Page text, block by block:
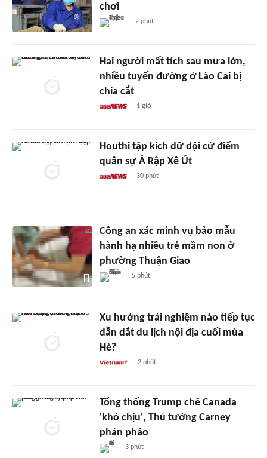
chơi
2 phút
Hai người mất tích sau mưa lớn,
nhiều tuyến đường ở Lào Cai bị
chia cắt
1 giờ
Houthi tập kích dữ dội cứ điểm
quân sự Ả Rập Xê Út
30 phút
Công an xác minh vụ bảo mẫu
hành hạ nhiều trẻ mầm non ở
phường Thuận Giao
5 phút
Xu hướng trải nghiệm nào tiếp tục
dẫn dắt du lịch nội địa cuối mùa
Hè?
2 phút
Tổng thống Trump chê Canada
'khó chịu', Thủ tướng Carney
phản pháo
3 phút